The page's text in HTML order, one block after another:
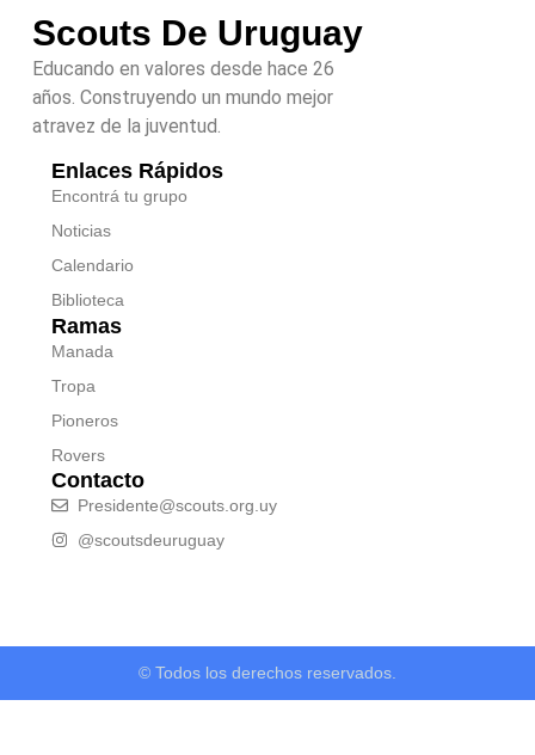
Scouts De Uruguay
Educando en valores desde hace 26
años. Construyendo un mundo mejor
atravez de la juventud.
Enlaces Rápidos
Encontrá tu grupo
Noticias
Calendario
Biblioteca
Ramas
Manada
Tropa
Pioneros
Rovers
Contacto
Presidente@scouts.org.uy
@scoutsdeuruguay
© Todos los derechos reservados.